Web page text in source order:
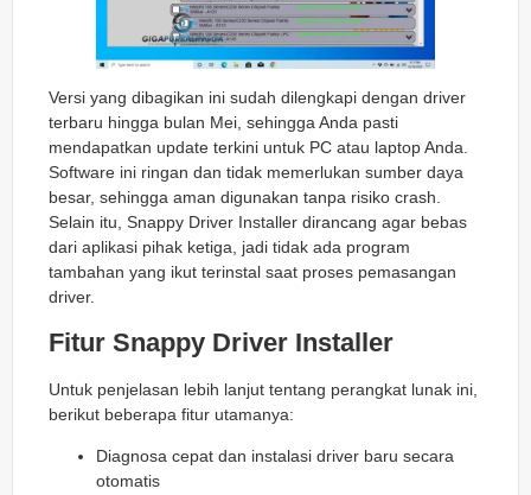
Versi yang dibagikan ini sudah dilengkapi dengan driver
terbaru hingga bulan Mei, sehingga Anda pasti
mendapatkan update terkini untuk PC atau laptop Anda.
Software ini ringan dan tidak memerlukan sumber daya
besar, sehingga aman digunakan tanpa risiko crash.
Selain itu, Snappy Driver Installer dirancang agar bebas
dari aplikasi pihak ketiga, jadi tidak ada program
tambahan yang ikut terinstal saat proses pemasangan
driver.
Fitur Snappy Driver Installer
Untuk penjelasan lebih lanjut tentang perangkat lunak ini,
berikut beberapa fitur utamanya:
Diagnosa cepat dan instalasi driver baru secara
otomatis